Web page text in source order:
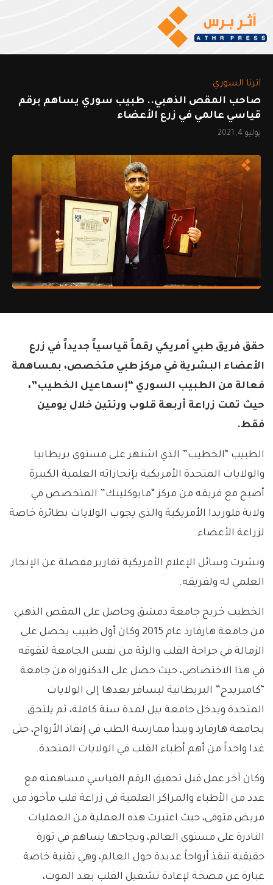
أثرنا السوري
صاحب المقص الذهبي.. طبيب سوري يساهم برقم
قياسي عالمي في زرع الأعضاء
يوليو 4, 2021
حقق فريق طبي أمريكي رقماً قياسياً جديداً في زرع
الأعضاء البشرية في مركز طبي متخصص، بمساهمة
فعالة من الطبيب السوري “إسماعيل الخطيب”،
حيث تمت زراعة أربعة قلوب ورئتين خلال يومين
فقط.
الطبيب “الخطيب” الذي اشتهر على مستوى بريطانيا
والولايات المتحدة الأمريكية بإنجازاته العلمية الكبيرة
أصبح مع فريقه من مركز “مايوكلينك” المتخصص في
ولاية فلوريدا الأمريكية والذي يجوب الولايات بطائرة خاصة
لزراعة الأعضاء.
ونشرت وسائل الإعلام الأمريكية تقارير مفصلة عن الإنجاز
العلمي له ولفريقه.
الخطيب خريج جامعة دمشق وحاصل على المقص الذهبي
من جامعة هارفارد عام 2015 وكان أول طبيب يحصل على
الزمالة في جراحة القلب والرئة من نفس الجامعة لتفوقه
في هذا الاختصاص، حيث حصل على الدكتوراه من جامعة
“كامبريدج” البريطانية ليسافر بعدها إلى الولايات
المتحدة ويدخل جامعة ييل لمدة سنة كاملة، ثم يلتحق
بجامعة هارفارد ويبدأ ممارسة الطب في إنقاذ الأرواح، حتى
غدا واحداً من أهم أطباء القلب في الولايات المتحدة.
وكان آخر عمل قبل تحقيق الرقم القياسي مساهمته مع
عدد من الأطباء والمراكز العلمية في زراعة قلب مأخوذ من
مريض متوفى، حيث اعتبرت هذه العملية من العمليات
النادرة على مستوى العالم، ونجاحها يساهم في ثورة
حقيقية تنقذ أرواحاً عديدة حول العالم، وهي تقنية خاصة
عبارة عن مضخة لإعادة تشغيل القلب بعد الموت،